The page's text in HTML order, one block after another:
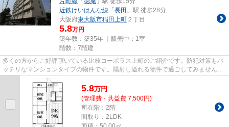
近鉄けいはんな線 「 長田 」駅 徒歩28分
大阪府東大阪市稲田上町 ２丁目
5.8万円
築年数：築35年 ｜販売中： 1室
階数：7階建
多くの方からご好評頂いている比枝コーポラス上町のご紹介です。防犯対策もバ
ッチリなマンションタイプの物件です。陽射し溢れる物件で過ごしてみません
か。駅まで徒歩15分に立地する...
5.8万円
(管理費・共益費 7,500円)
所在階：2階
間取り：2LDK